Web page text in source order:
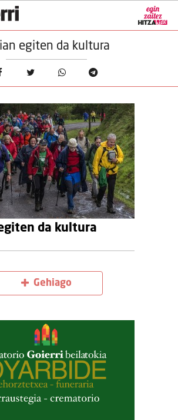
egiten da kultura
da kultura
Gehiago